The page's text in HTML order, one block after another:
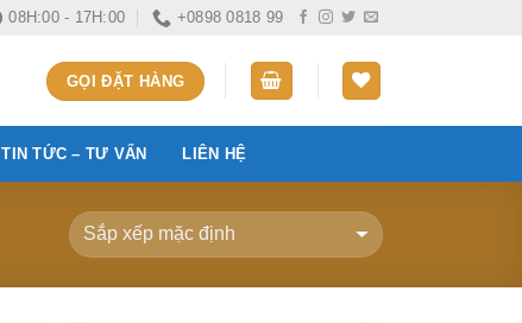
08H:00 - 17H:00 +0898 0818 99
GỌI ĐẶT HÀNG
TIN TỨC – TƯ VẤN LIÊN HỆ